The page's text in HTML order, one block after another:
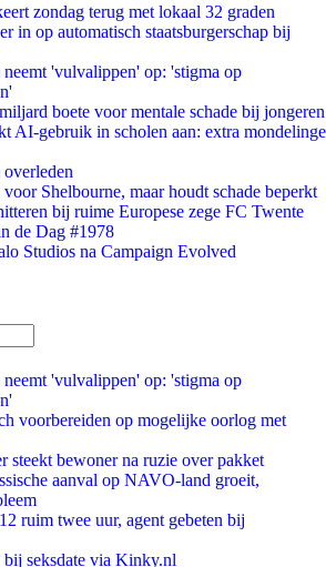
zondag terug met lokaal 32 graden
in op automatisch staatsburgerschap bij
'vulvalippen' op: 'stigma op
boete voor mentale schade bij jongeren
AI-gebruik in scholen aan: extra mondelinge
Shelbourne, maar houdt schade beperkt
bij ruime Europese zege FC Twente
de Dag #1978
Studios na Campaign Evolved
'vulvalippen' op: 'stigma op
voorbereiden op mogelijke oorlog met
steekt bewoner na ruzie over pakket
aanval op NAVO-land groeit,
ruim twee uur, agent gebeten bij
bij seksdate via Kinky.nl